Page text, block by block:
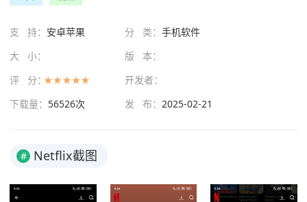
支 持： 安卓苹果 分 类： 手机软件
大 小：
版 本：
评 分：
开发者：
下载量： 56526次 发 布： 2025-02-21
# Netflix截图